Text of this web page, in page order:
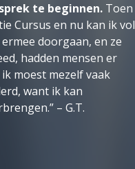
te beginnen. Toen
Cursus en nu kan ik vol
doorgaan, en ze
hadden mensen er
moest mezelf vaak
want ik kan
– G.T.